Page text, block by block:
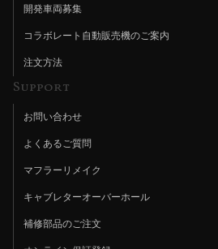
開発車両募集
コラボレート自動販売機のご案内
注文方法
Support
お問い合わせ
よくあるご質問
マフラーリメイク
キャブレターオーバーホール
補修部品のご注文